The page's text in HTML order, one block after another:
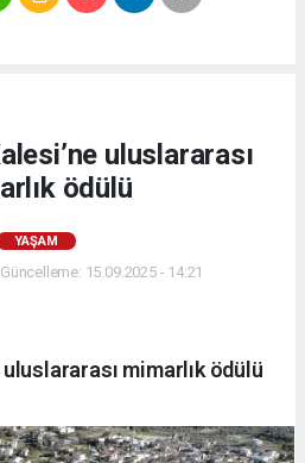
uluslararası
ödülü
YAŞAM
15.09.2025 - 14:21
mimarlık ödülü